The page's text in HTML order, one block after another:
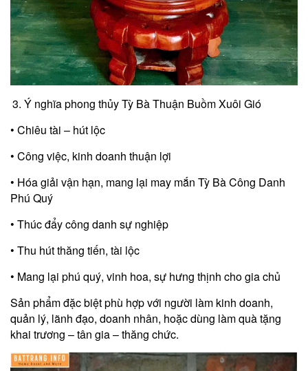
Ý nghĩa phong thủy Tỳ Bà Thuận Buồm Xuôi Gió
• Chiêu tài – hút lộc
• Công việc, kinh doanh thuận lợi
• Hóa giải vận hạn, mang lại may mắn Tỳ Bà Công Danh
Phú Quý
• Thúc đẩy công danh sự nghiệp
• Thu hút thăng tiến, tài lộc
• Mang lại phú quý, vinh hoa, sự hưng thịnh cho gia chủ
Sản phẩm đặc biệt phù hợp với người làm kinh doanh,
quản lý, lãnh đạo, doanh nhân, hoặc dùng làm quà tặng
khai trương – tân gia – thăng chức.